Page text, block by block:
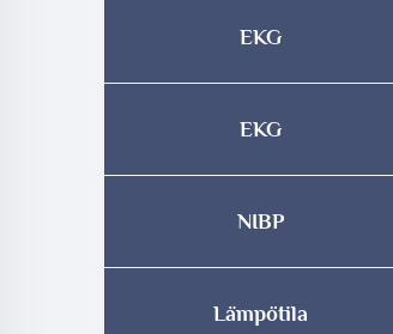
EKG
EKG
NIBP
Lämpötila